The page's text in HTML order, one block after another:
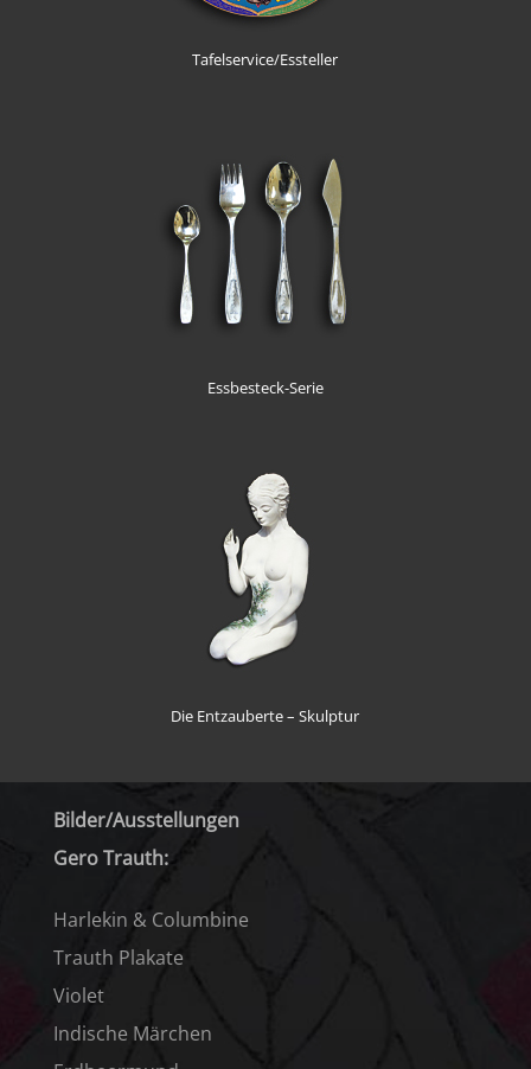
Tafelservice/Essteller
Essbesteck-Serie
Die Entzauberte – Skulptur
Bilder/Ausstellungen
Gero Trauth:
Harlekin & Columbine
Trauth Plakate
Violet
Indische Märchen